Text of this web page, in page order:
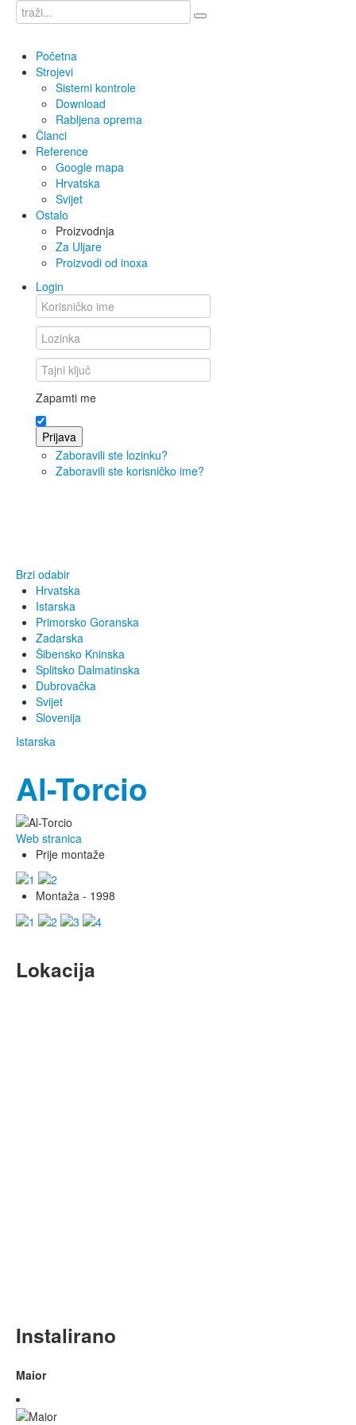
Početna
Strojevi
Sistemi kontrole
Download
Rabljena oprema
Članci
Reference
Google mapa
Hrvatska
Svijet
Ostalo
Proizvodnja
Za Uljare
Proizvodi od inoxa
Login
Zapamti me
Prijava
Zaboravili ste lozinku?
Zaboravili ste korisničko ime?
Brzi odabir
Hrvatska
Istarska
Primorsko Goranska
Zadarska
Šibensko Kninska
Splitsko Dalmatinska
Dubrovačka
Svijet
Slovenija
Istarska
Al-Torcio
Web stranica
Prije montaže
Montaža - 1998
Lokacija
Instalirano
Maior